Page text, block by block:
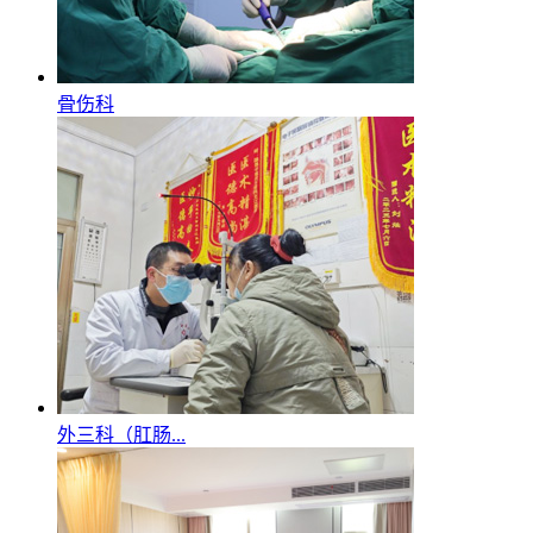
骨伤科
外三科（肛肠...